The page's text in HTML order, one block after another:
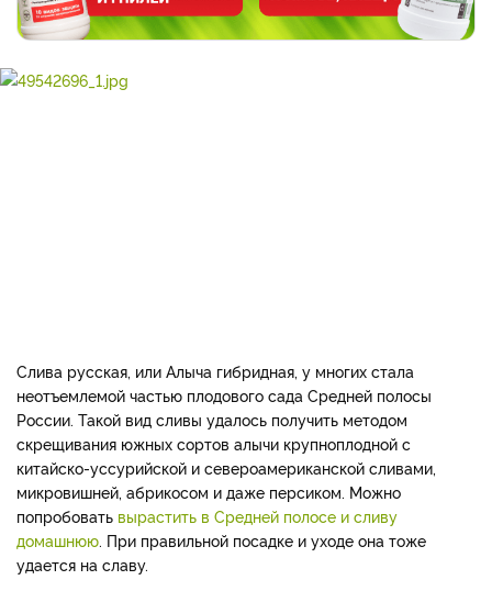
Слива русская, или Алыча гибридная, у многих стала
неотъемлемой частью плодового сада Средней полосы
России. Такой вид сливы удалось получить методом
скрещивания южных сортов алычи крупноплодной с
китайско-уссурийской и североамериканской сливами,
микровишней, абрикосом и даже персиком. Можно
попробовать вырастить в Средней полосе и сливу
домашнюю . При правильной посадке и уходе она тоже
удается на славу.